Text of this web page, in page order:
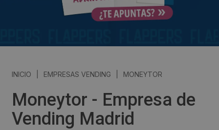
INICIO EMPRESAS VENDING MONEYTOR
Moneytor - Empresa de
Vending Madrid